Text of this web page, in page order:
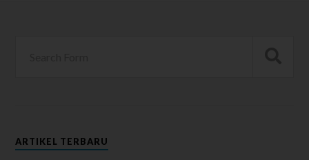
ARTIKEL TERBARU